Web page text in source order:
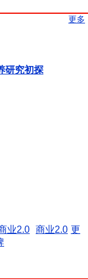
更多
研究初探
业2.0 商业2.0 更